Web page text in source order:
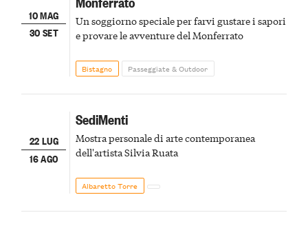
10 MAG
30 SET
Un soggiorno speciale per farvi gustare i sapori
e provare le avventure del Monferrato
Bistagno Passeggiate & Outdoor
22 LUG
16 AGO
SediMenti
Mostra personale di arte contemporanea
dell'artista Silvia Ruata
Albaretto Torre